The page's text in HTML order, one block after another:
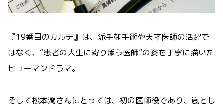
『19番目のカルテ』は、派手な手術や天才医師の活躍で
はなく、“患者の人生に寄り添う医師”の姿を丁寧に描いた
ヒューマンドラマ。
そして松本潤さんにとっては、初の医師役であり、嵐とし